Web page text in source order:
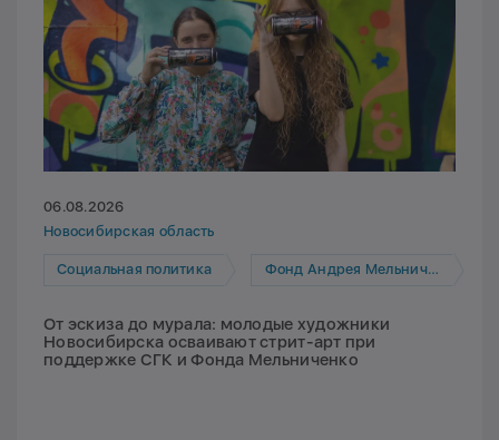
06.08.2026
Новосибирская область
Социальная политика Фонд Андрея Мельниченко
От эскиза до мурала: молодые художники
Новосибирска осваивают стрит-арт при
поддержке СГК и Фонда Мельниченко